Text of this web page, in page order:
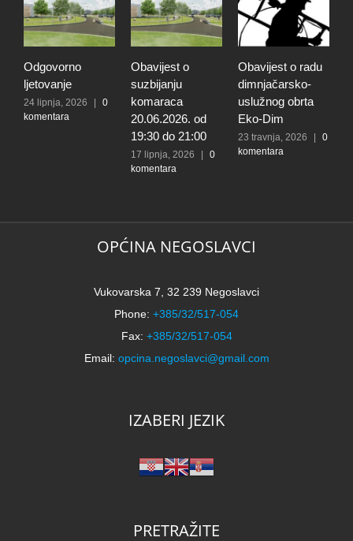
Odgovorno
ljetovanje
24 lipnja, 2026
0
komentara
Obavijest o
suzbijanju
komaraca
20.06.2026. od
19:30 do 21:00
17 lipnja, 2026
0
komentara
Obavijest o radu
dimnjačarsko-
uslužnog obrta
Eko-Dim
23 travnja, 2026
0
komentara
OPĆINA NEGOSLAVCI
Vukovarska 7, 32 239 Negoslavci
Phone: +385/32/517-054
Fax: +385/32/517-054
Email: opcina.negoslavci@gmail.com
IZABERI JEZIK
PRETRAŽITE